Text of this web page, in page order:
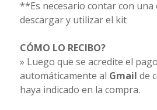
**Es necesario contar con
descargar y utilizar el kit
CÓMO LO RECIBO?
» Luego que se acredite el
automáticamente al Gmail de
haya indicado en la compra.